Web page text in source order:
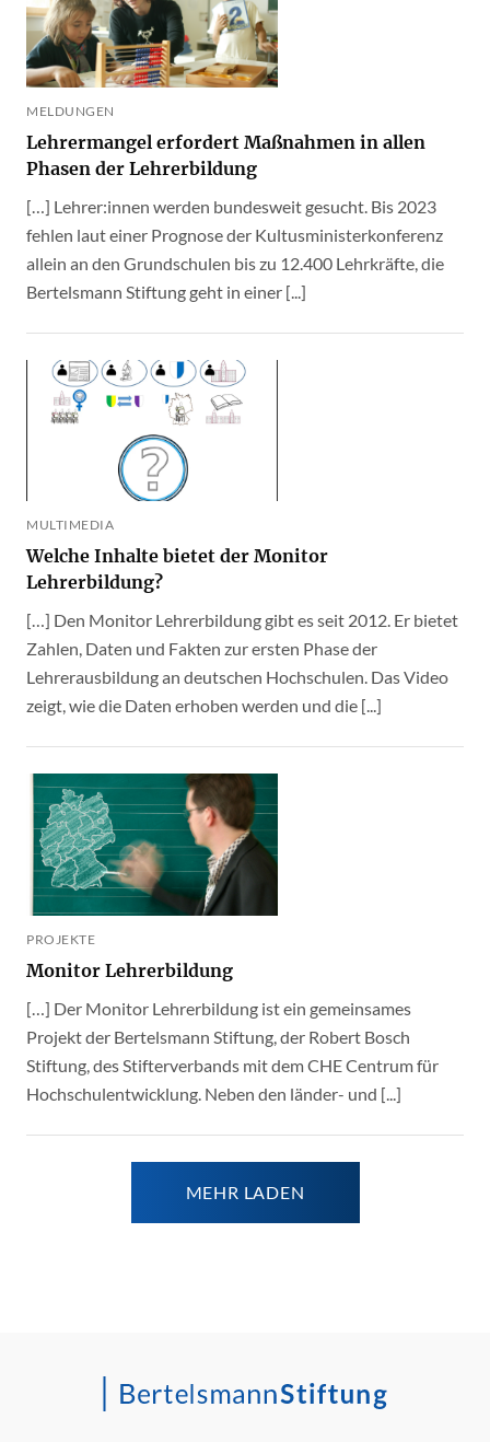
MELDUNGEN
Lehrermangel erfordert Maßnahmen in allen
Phasen der Lehrerbildung
[…] Lehrer:innen werden bundesweit gesucht. Bis 2023
fehlen laut einer Prognose der Kultusministerkonferenz
allein an den Grundschulen bis zu 12.400 Lehrkräfte, die
Bertelsmann Stiftung geht in einer [...]
MULTIMEDIA
Welche Inhalte bietet der Monitor
Lehrerbildung?
[…] Den Monitor Lehrerbildung gibt es seit 2012. Er bietet
Zahlen, Daten und Fakten zur ersten Phase der
Lehrerausbildung an deutschen Hochschulen. Das Video
zeigt, wie die Daten erhoben werden und die [...]
PROJEKTE
Monitor Lehrerbildung
[…] Der Monitor Lehrerbildung ist ein gemeinsames
Projekt der Bertelsmann Stiftung, der Robert Bosch
Stiftung, des Stifterverbands mit dem CHE Centrum für
Hochschulentwicklung. Neben den länder- und [...]
MEHR LADEN